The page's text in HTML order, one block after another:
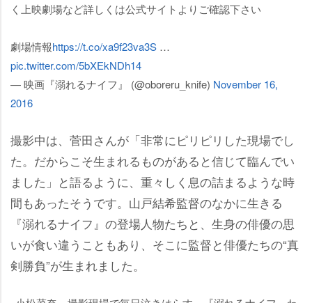
く上映劇場など詳しくは公式サイトよりご確認下さい
劇場情報https://t.co/xa9f23va3S …
pic.twitter.com/5bXEkNDh14
— 映画『溺れるナイフ』 (@oboreru_knife) November 16,
2016
撮影中は、菅田さんが「非常にピリピリした現場でし
た。だからこそ生まれるものがあると信じて臨んでい
ました」と語るように、重々しく息の詰まるような時
間もあったそうです。山戸結希監督のなかに生きる
『溺れるナイフ』の登場人物たちと、生身の俳優の思
いが食い違うこともあり、そこに監督と俳優たちの“真
剣勝負”が生まれました。